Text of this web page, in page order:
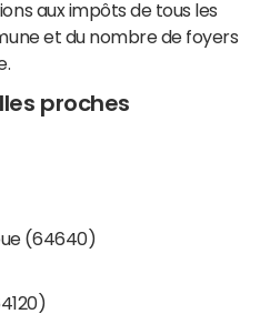
aux impôts de tous les
et du nombre de foyers
proches
(64640)